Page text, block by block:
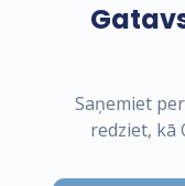
Saņemiet
redziet, kā